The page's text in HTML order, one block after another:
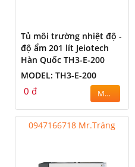
Tủ môi trường nhiệt độ -
độ ẩm 201 lít Jeiotech
Hàn Quốc TH3-E-200
MODEL: TH3-E-200
0 đ MUA
0947166718 Mr.Tráng